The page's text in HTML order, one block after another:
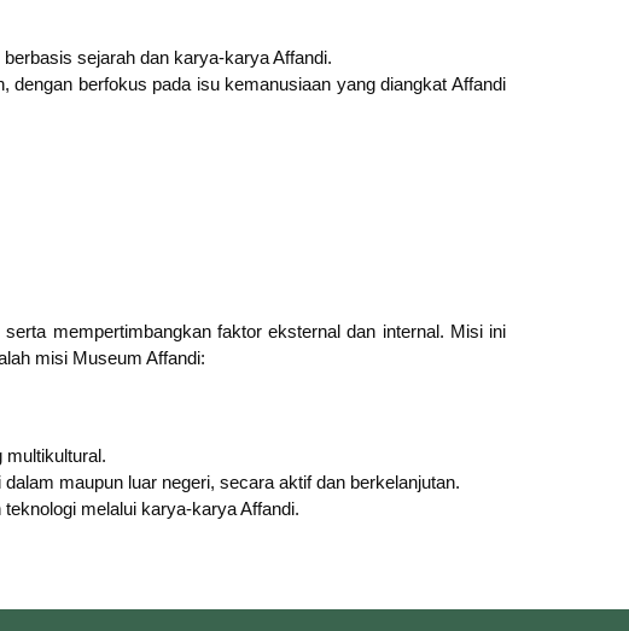
sejarah dan karya-karya Affandi.
berfokus pada isu kemanusiaan yang diangkat Affandi
mempertimbangkan faktor eksternal dan internal. Misi ini
misi Museum Affandi:
multikultural.
maupun luar negeri, secara aktif dan berkelanjutan.
melalui karya-karya Affandi.